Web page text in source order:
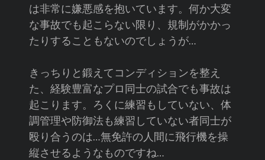
は非常に嫌悪感を抱いています。何か大変
な事故でも起こらない限り、規制がかかっ
たりすることもないのでしょうが…
きっちりと鍛えてコンディションを整え
た、経験豊富なプロ同士の試合でも事故は
起こります。ろくに練習もしていない、体
調管理や防御法も練習していない者同士が
殴り合うのは…無免許の人間に飛行機を操
縦させるようなものですね…